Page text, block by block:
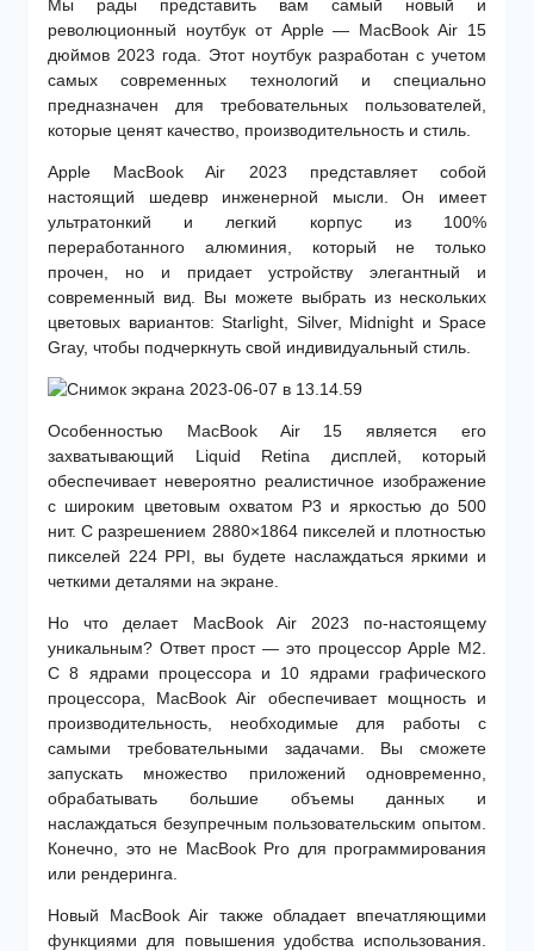
Мы рады представить вам самый новый и
революционный ноутбук от Apple — MacBook Air 15
дюймов 2023 года. Этот ноутбук разработан с учетом
самых современных технологий и специально
предназначен для требовательных пользователей,
которые ценят качество, производительность и стиль.
Apple MacBook Air 2023 представляет собой
настоящий шедевр инженерной мысли. Он имеет
ультратонкий и легкий корпус из 100%
переработанного алюминия, который не только
прочен, но и придает устройству элегантный и
современный вид. Вы можете выбрать из нескольких
цветовых вариантов: Starlight, Silver, Midnight и Space
Gray, чтобы подчеркнуть свой индивидуальный стиль.
Особенностью MacBook Air 15 является его
захватывающий Liquid Retina дисплей, который
обеспечивает невероятно реалистичное изображение
с широким цветовым охватом P3 и яркостью до 500
нит. С разрешением 2880×1864 пикселей и плотностью
пикселей 224 PPI, вы будете наслаждаться яркими и
четкими деталями на экране.
Но что делает MacBook Air 2023 по-настоящему
уникальным? Ответ прост — это процессор Apple M2.
С 8 ядрами процессора и 10 ядрами графического
процессора, MacBook Air обеспечивает мощность и
производительность, необходимые для работы с
самыми требовательными задачами. Вы сможете
запускать множество приложений одновременно,
обрабатывать большие объемы данных и
наслаждаться безупречным пользовательским опытом.
Конечно, это не MacBook Pro для программирования
или рендеринга.
Новый MacBook Air также обладает впечатляющими
функциями для повышения удобства использования.